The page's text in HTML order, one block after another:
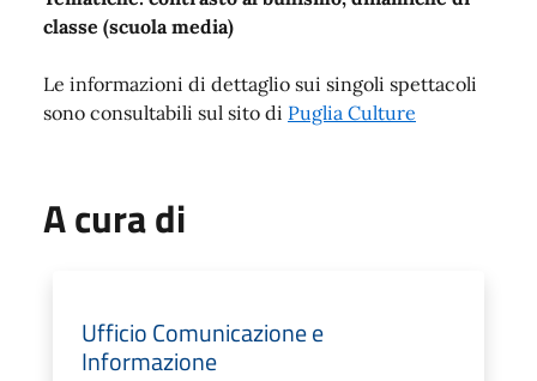
classe (scuola media)
Le informazioni di dettaglio sui singoli spettacoli
sono consultabili sul sito di Puglia Culture
A cura di
Ufficio Comunicazione e
Informazione